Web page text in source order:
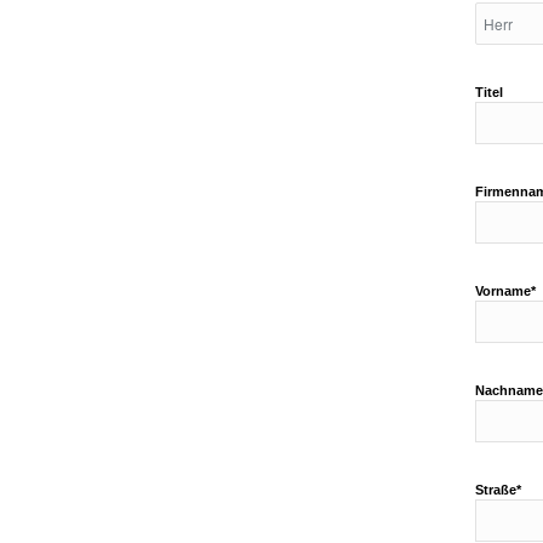
Titel
Vorname*
Straße*